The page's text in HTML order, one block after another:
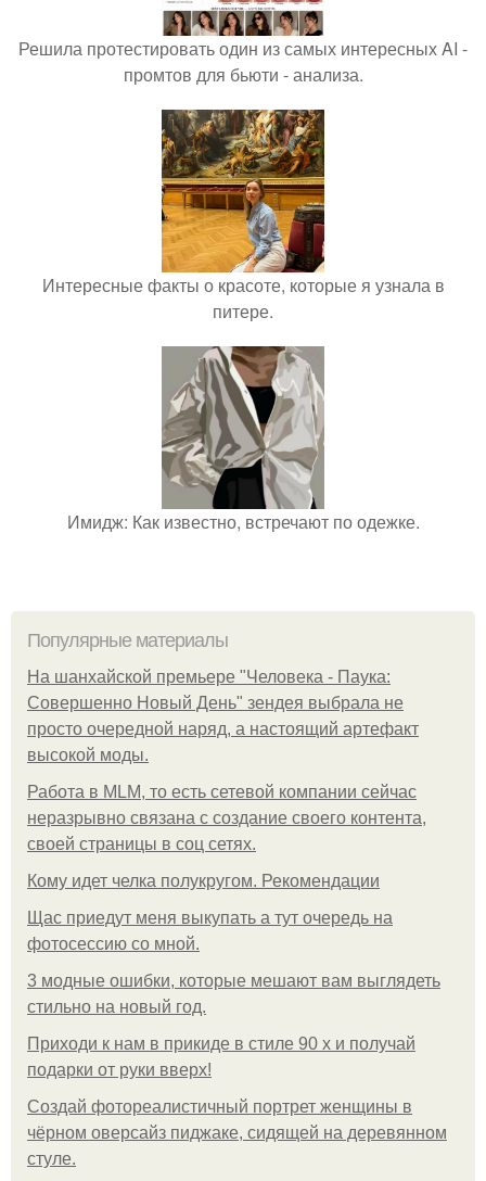
Решила протестировать один из самых интересных AI -
промтов для бьюти - анализа.
Интересные факты о красоте, которые я узнала в
питере.
Имидж: Как известно, встречают по одежке.
Популярные материалы
На шанхайской премьере "Человека - Паука:
Совершенно Новый День" зендея выбрала не
просто очередной наряд, а настоящий артефакт
высокой моды.
Работа в MLM, то есть сетевой компании сейчас
неразрывно связана с создание своего контента,
своей страницы в соц сетях.
Кому идет челка полукругом. Рекомендации
Щас приедут меня выкупать а тут очередь на
фотосессию со мной.
3 модные ошибки, которые мешают вам выглядеть
стильно на новый год.
Приходи к нам в прикиде в стиле 90 х и получай
подарки от руки вверх!
Создай фотореалистичный портрет женщины в
чёрном оверсайз пиджаке, сидящей на деревянном
стуле.